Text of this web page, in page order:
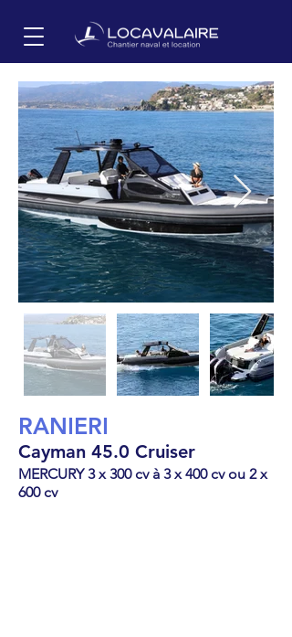
RANIERI
Cayman 45.0 Cruiser
MERCURY 3 x 300 cv à 3 x 400 cv ou 2 x
600 cv